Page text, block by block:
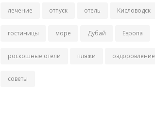
лечение отпуск отель Кисловодск
гостиницы море Дубай Европа
роскошные отели пляжи оздоровление
советы